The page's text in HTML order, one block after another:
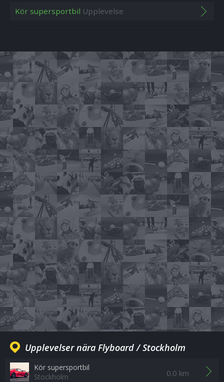
Kör supersportbil Upplevelse
Upplevelser nära Flyboard / Stockholm
Kör supersportbil
Stockholm
0.0 km